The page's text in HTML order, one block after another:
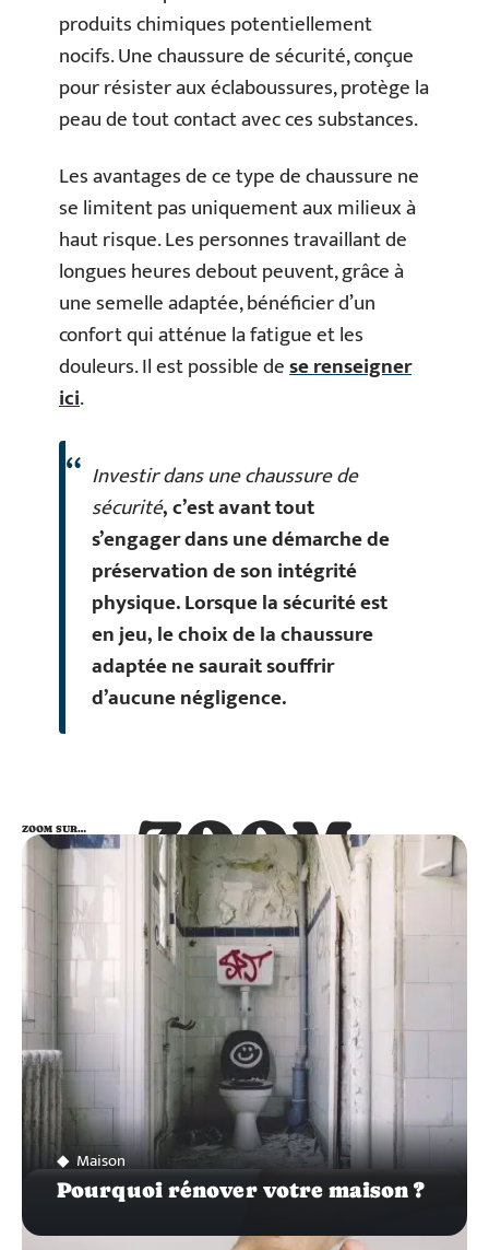
produits chimiques potentiellement
nocifs. Une chaussure de sécurité, conçue
pour résister aux éclaboussures, protège la
peau de tout contact avec ces substances.
Les avantages de ce type de chaussure ne
se limitent pas uniquement aux milieux à
haut risque. Les personnes travaillant de
longues heures debout peuvent, grâce à
une semelle adaptée, bénéficier d’un
confort qui atténue la fatigue et les
douleurs. Il est possible dese renseigner
ici.
Investir dans une chaussure de
sécurité, c’est avant tout
s’engager dans une démarche de
préservation de son intégrité
physique. Lorsque la sécurité est
en jeu, le choix de la chaussure
adaptée ne saurait souffrir
d’aucune négligence.
ZOOM
SUR…
ZOOM SUR…
Maison
Pourquoi rénover votre maison ?